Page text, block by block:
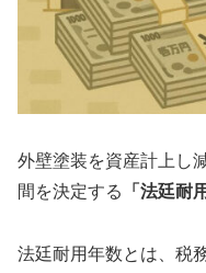
外壁塗装を資産計上し
間を決定する
「法廷耐
法廷耐用年数とは、税